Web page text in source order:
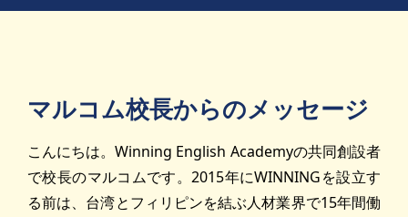
マルコム校長からのメッセージ
こんにちは。Winning English Academyの共同創設者
で校長のマルコムです。2015年にWINNINGを設立す
る前は、台湾とフィリピンを結ぶ人材業界で15年間働